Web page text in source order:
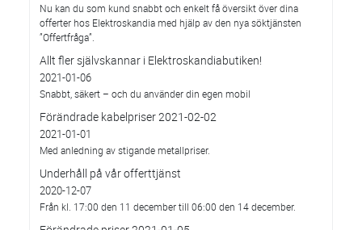
Nu kan du som kund snabbt och enkelt få översikt över dina
offerter hos Elektroskandia med hjälp av den nya söktjänsten
”Offertfråga”.
Allt fler självskannar i Elektroskandiabutiken!
2021-01-06
Snabbt, säkert – och du använder din egen mobil
Förändrade kabelpriser 2021-02-02
2021-01-01
Med anledning av stigande metallpriser.
Underhåll på vår offerttjänst
2020-12-07
Från kl. 17:00 den 11 december till 06:00 den 14 december.